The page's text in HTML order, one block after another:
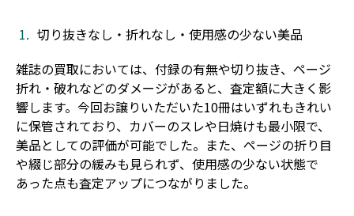
切り抜きなし・折れなし・使用感の少ない美品
雑誌の買取においては、付録の有無や切り抜き、ページ
折れ・破れなどのダメージがあると、査定額に大きく影
響します。今回お譲りいただいた10冊はいずれもきれい
に保管されており、カバーのスレや日焼けも最小限で、
美品としての評価が可能でした。また、ページの折り目
や綴じ部分の緩みも見られず、使用感の少ない状態で
あった点も査定アップにつながりました。